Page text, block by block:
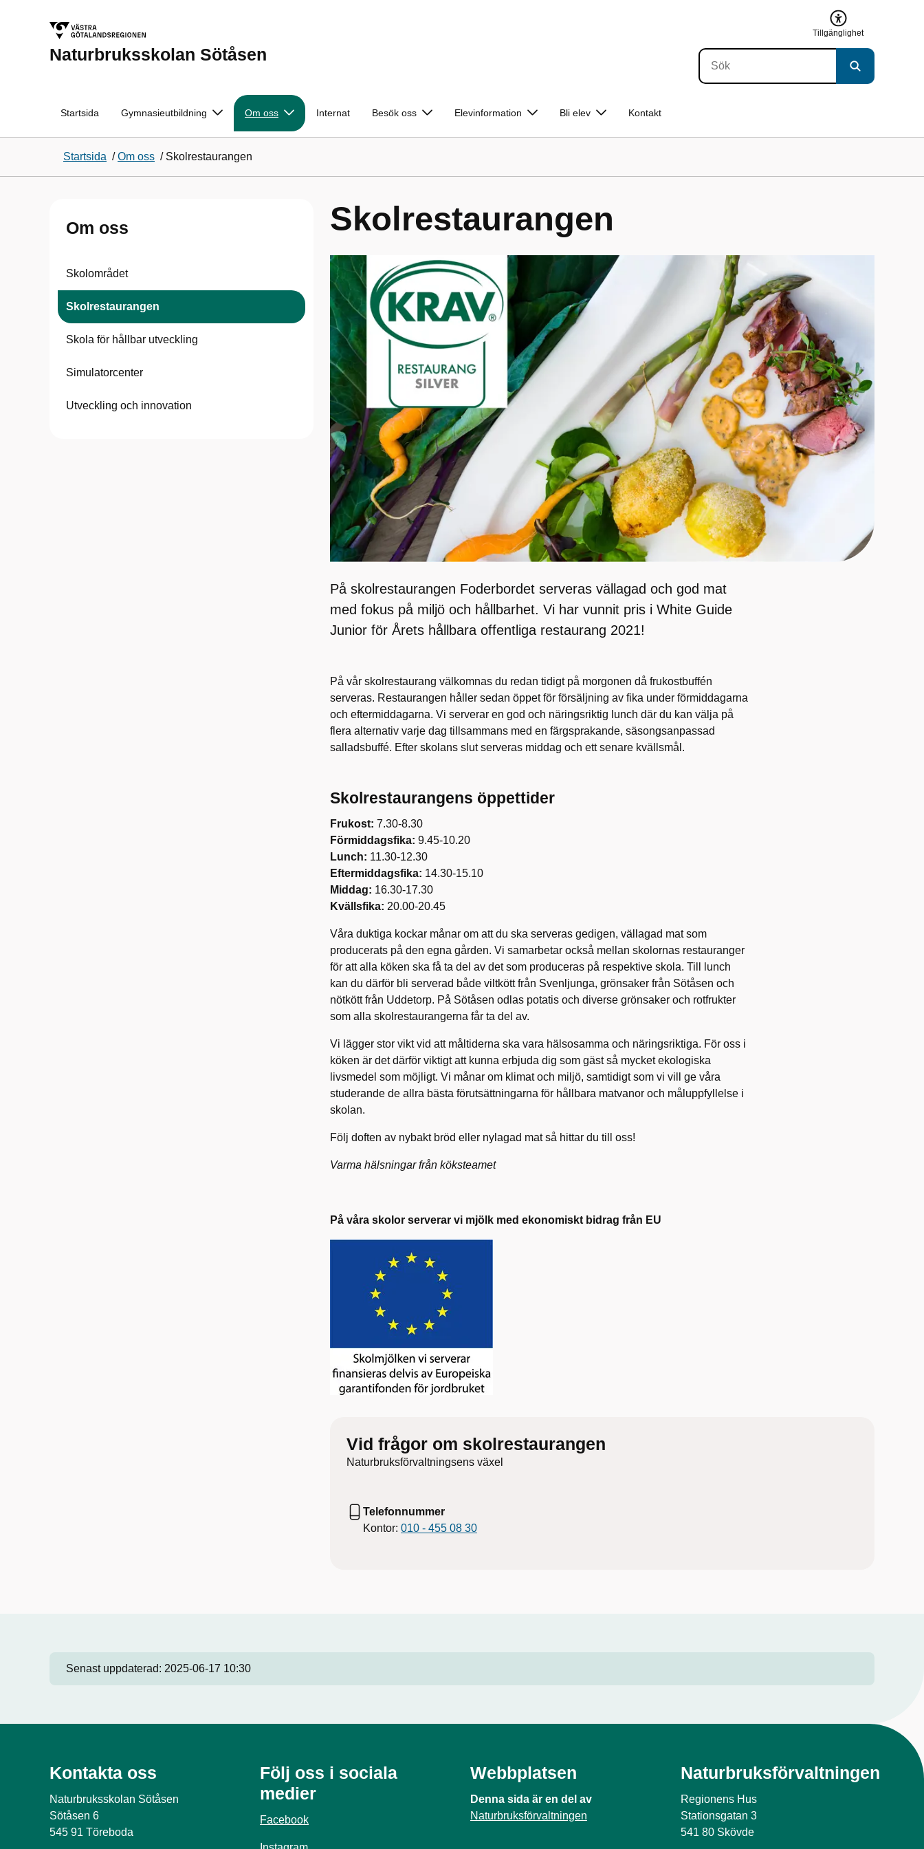
Naturbruksskolan Sötåsen
Tillgänglighet
Startsida Gymnasieutbildning Om oss Internat Besök oss Elevinformation Bli elev Kontakt
Startsida /Om oss / Skolrestaurangen
Om oss
Skolområdet
Skolrestaurangen
Skola för hållbar utveckling
Simulatorcenter
Utveckling och innovation
Skolrestaurangen
På skolrestaurangen Foderbordet serveras vällagad och god mat
med fokus på miljö och hållbarhet. Vi har vunnit pris i White Guide
Junior för Årets hållbara offentliga restaurang 2021!
På vår skolrestaurang välkomnas du redan tidigt på morgonen då frukostbuffén
serveras. Restaurangen håller sedan öppet för försäljning av fika under förmiddagarna
och eftermiddagarna. Vi serverar en god och näringsriktig lunch där du kan välja på
flera alternativ varje dag tillsammans med en färgsprakande, säsongsanpassad
salladsbuffé. Efter skolans slut serveras middag och ett senare kvällsmål.
Skolrestaurangens öppettider
Frukost: 7.30-8.30
Förmiddagsfika: 9.45-10.20
Lunch: 11.30-12.30
Eftermiddagsfika: 14.30-15.10
Middag: 16.30-17.30
Kvällsfika: 20.00-20.45
Våra duktiga kockar månar om att du ska serveras gedigen, vällagad mat som
producerats på den egna gården. Vi samarbetar också mellan skolornas restauranger
för att alla köken ska få ta del av det som produceras på respektive skola. Till lunch
kan du därför bli serverad både viltkött från Svenljunga, grönsaker från Sötåsen och
nötkött från Uddetorp. På Sötåsen odlas potatis och diverse grönsaker och rotfrukter
som alla skolrestaurangerna får ta del av.
Vi lägger stor vikt vid att måltiderna ska vara hälsosamma och näringsriktiga. För oss i
köken är det därför viktigt att kunna erbjuda dig som gäst så mycket ekologiska
livsmedel som möjligt. Vi månar om klimat och miljö, samtidigt som vi vill ge våra
studerande de allra bästa förutsättningarna för hållbara matvanor och måluppfyllelse i
skolan.
Följ doften av nybakt bröd eller nylagad mat så hittar du till oss!
Varma hälsningar från köksteamet
På våra skolor serverar vi mjölk med ekonomiskt bidrag från EU
Vid frågor om skolrestaurangen
Naturbruksförvaltningsens växel
Telefonnummer
Kontor: 010 - 455 08 30
Senast uppdaterad: 2025-06-17 10:30
Kontakta oss
Naturbruksskolan Sötåsen
Sötåsen 6
545 91 Töreboda
Följ oss i sociala
medier
Facebook
Webbplatsen
Denna sida är en del av
Naturbruksförvaltningen
Naturbruksförvaltningen
Regionens Hus
Stationsgatan 3
541 80 Skövde